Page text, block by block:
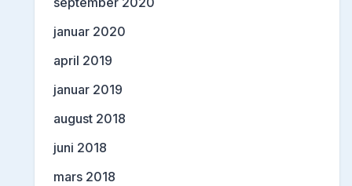
januar 2020
april 2019
januar 2019
august 2018
juni 2018
mars 2018